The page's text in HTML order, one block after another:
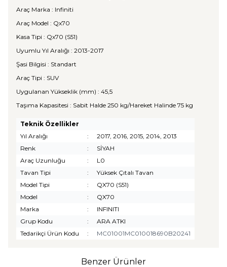
Araç Marka : Infiniti
Araç Model : Qx70
Kasa Tipi : Qx70 (S51)
Uyumlu Yıl Aralığı : 2013-2017
Şasi Bilgisi : Standart
Araç Tipi : SUV
Uygulanan Yükseklik (mm) : 45,5
Taşıma Kapasitesi : Sabit Halde 250 kg/Hareket Halinde 75 kg
Teknik Özellikler
Yıl Aralığı
:
2017, 2016, 2015, 2014, 2013
Renk
:
SİYAH
Araç Uzunluğu
:
L0
Tavan Tipi
:
Yüksek Çıtalı Tavan
Model Tipi
:
QX70 (S51)
Model
:
QX70
Marka
:
INFINITI
Grup Kodu
:
ARA ATKI
Tedarikçi Ürün Kodu
: MC01001MC010018690B20241
Benzer Ürünler